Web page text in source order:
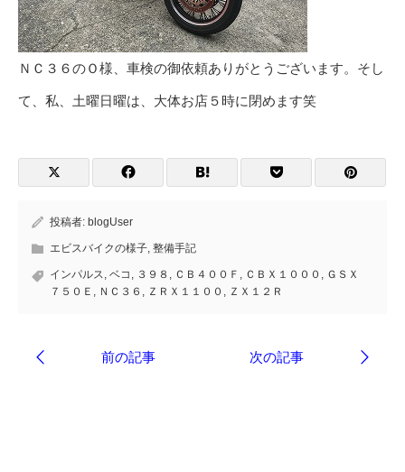
ＮＣ３６のＯ様、車検の御依頼ありがとうございます。そし
て、私、土曜日曜は、大体お店５時に閉めます笑
投稿者: blogUser
エビスバイクの様子, 整備手記
インパルス, ベコ , ３９８ , ＣＢ４００Ｆ , ＣＢＸ１０００ , ＧＳＸ
７５０Ｅ , ＮＣ３６ , ＺＲＸ１１００ , ＺＸ１２Ｒ